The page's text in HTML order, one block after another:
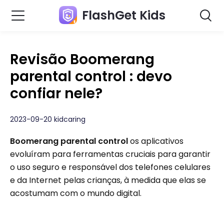
FlashGet Kids
Revisão Boomerang
parental control : devo
confiar nele?
2023-09-20 kidcaring
Boomerang parental controlos aplicativos
evoluíram para ferramentas cruciais para garantir
o uso seguro e responsável dos telefones celulares
e da Internet pelas crianças, à medida que elas se
acostumam com o mundo digital.